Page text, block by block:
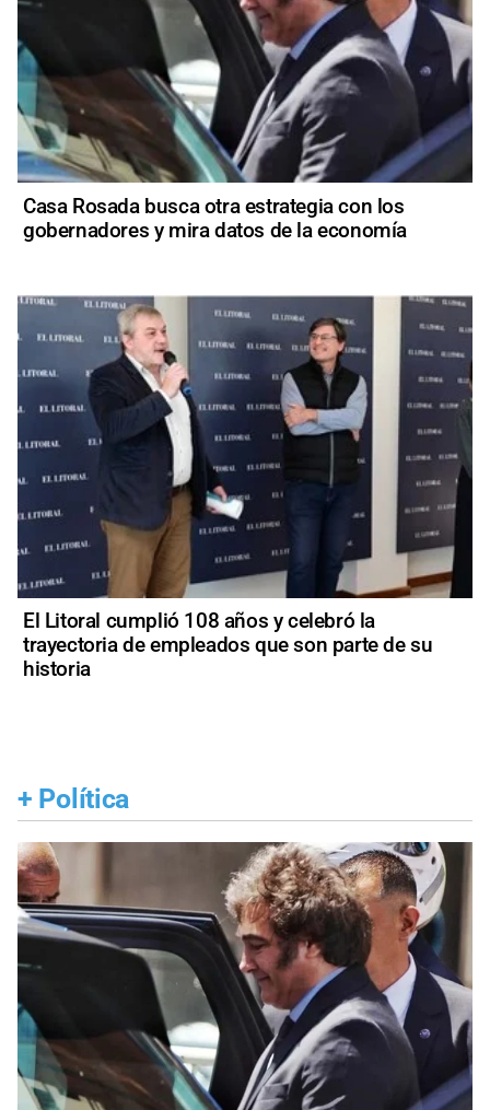
Casa Rosada busca otra estrategia con los
gobernadores y mira datos de la economía
El Litoral cumplió 108 años y celebró la
trayectoria de empleados que son parte de su
historia
+ Política